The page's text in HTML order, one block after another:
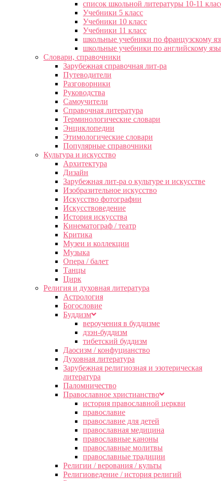
список школьной литературы 10-11
Учебники 5 класс
Учебники 10 класс
Учебники 11 класс
школьные учебники по французскому
школьные учебники по английскому
Словари, справочники
Зарубежная справочная лит-ра
Путеводители
Разговорники
Руководства
Самоучители
Справочная литература
Терминологические словари
Энциклопедии
Этимологические словари
Популярные справочники
Культура и искусство
Архитектура
Дизайн
Зарубежная лит-ра о культуре и искусстве
Изобразительное искусство
Искусство фотографии
Искусствоведение
История искусства
Кинематограф / театр
Критика
Музеи и коллекции
Музыка
Опера / балет
Танцы
Цирк
Религия и духовная литература
Астрология
Богословие
Буддизм
вероучения в буддизме
дзэн-буддизм
тибетский буддизм
Даосизм / конфуцианство
Духовная литература
Зарубежная религиозная и эзотерическая
литература
Паломничество
Православное христианство
история православной церкви
православие
православие для детей
православная медицина
православные каноны
православные молитвы
православные традиции
Религии / верования / культы
Религиоведение / история религий